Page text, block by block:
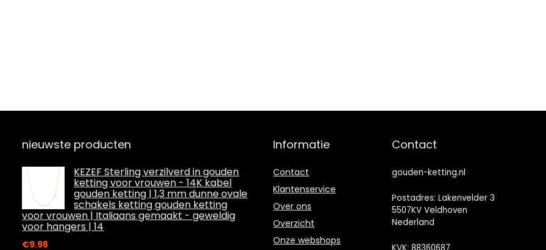
nieuwste producten
KEZEF Sterling verzilverd in gouden
ketting voor vrouwen - 14K kabel
gouden ketting | 1,3 mm dunne ovale
schakels ketting gouden ketting
voor vrouwen | Italiaans gemaakt - geweldig
voor hangers | 14
€9.98
Informatie
Contact
Klantenservice
Over ons
Overzicht
Onze webshops
Contact
gouden-ketting.nl
Postadres: Lakenvelder 3
5507KV Veldhoven
Nederland